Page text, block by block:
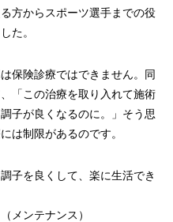
方からスポーツ選手までの役
た。
保険診療ではできません。同
「この治療を取り入れて施術
子が良くなるのに。」そう思
は制限があるのです。
子を良くして、楽に生活でき
メンテナンス）